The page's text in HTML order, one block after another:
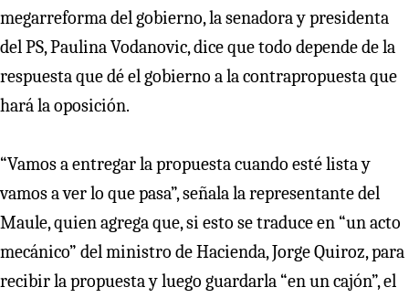
megarreforma del gobierno, la senadora y presidenta
del PS, Paulina Vodanovic, dice que todo depende de la
respuesta que dé el gobierno a la contrapropuesta que
hará la oposición.
“Vamos a entregar la propuesta cuando esté lista y
vamos a ver lo que pasa”, señala la representante del
Maule, quien agrega que, si esto se traduce en “un acto
mecánico” del ministro de Hacienda, Jorge Quiroz, para
recibir la propuesta y luego guardarla “en un cajón”, el